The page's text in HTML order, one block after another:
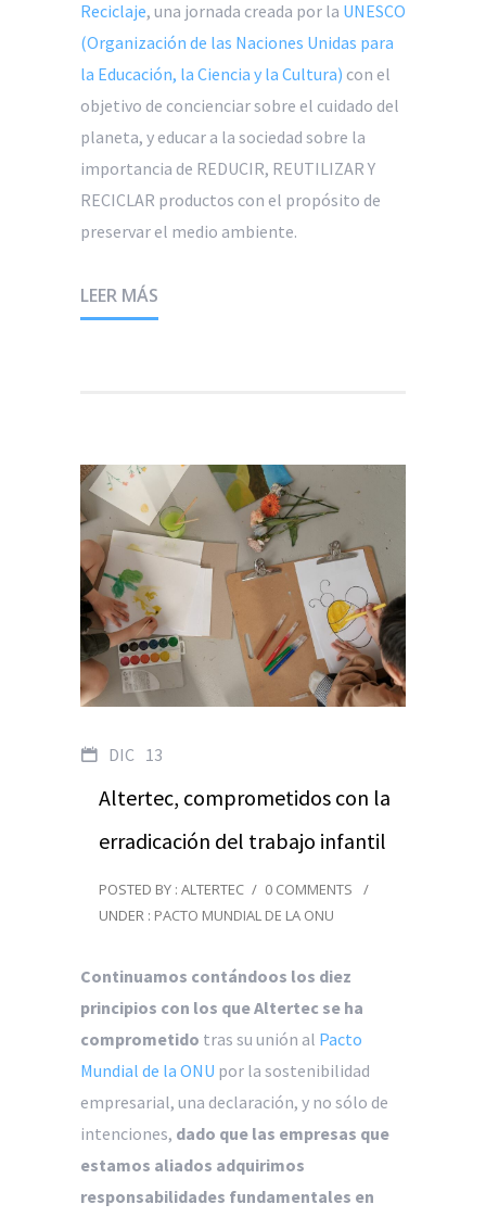
Reciclaje, una jornada creada por la UNESCO
(Organización de las Naciones Unidas para
la Educación, la Ciencia y la Cultura) con el
objetivo de concienciar sobre el cuidado del
planeta, y educar a la sociedad sobre la
importancia de REDUCIR, REUTILIZAR Y
RECICLAR productos con el propósito de
preservar el medio ambiente.
LEER MÁS
DIC 13
Altertec, comprometidos con la
erradicación del trabajo infantil
POSTED BY : ALTERTEC / 0 COMMENTS
/
UNDER : PACTO MUNDIAL DE LA ONU
Continuamos contándoos los diez
principios con los que Altertec se ha
comprometido tras su unión al Pacto
Mundial de la ONU por la sostenibilidad
empresarial, una declaración, y no sólo de
intenciones, dado que las empresas que
estamos aliados adquirimos
responsabilidades fundamentales en